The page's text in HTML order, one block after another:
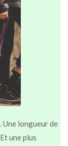
Une longueur de
Et une plus